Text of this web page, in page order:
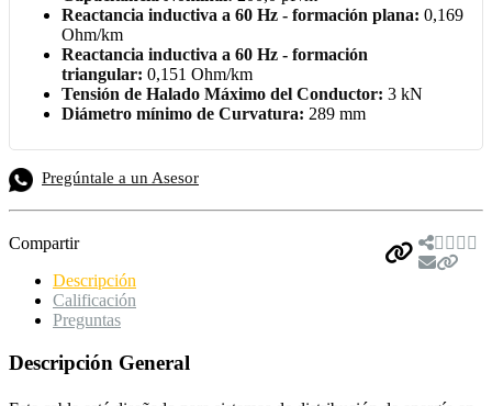
Reactancia inductiva a 60 Hz - formación plana: 0,169
Ohm/km
Reactancia inductiva a 60 Hz - formación
triangular: 0,151 Ohm/km
Tensión de Halado Máximo del Conductor: 3 kN
Diámetro mínimo de Curvatura: 289 mm
Pregúntale a un Asesor
Compartir
Descripción
Calificación
Preguntas
Descripción General